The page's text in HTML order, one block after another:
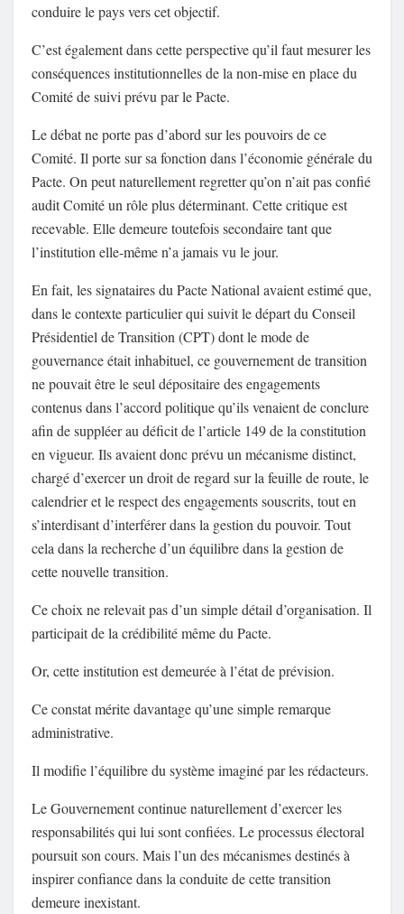
conduire le pays vers cet objectif.
C’est également dans cette perspective qu’il faut mesurer les
conséquences institutionnelles de la non-mise en place du
Comité de suivi prévu par le Pacte.
Le débat ne porte pas d’abord sur les pouvoirs de ce
Comité. Il porte sur sa fonction dans l’économie générale du
Pacte. On peut naturellement regretter qu’on n’ait pas confié
audit Comité un rôle plus déterminant. Cette critique est
recevable. Elle demeure toutefois secondaire tant que
l’institution elle-même n’a jamais vu le jour.
En fait, les signataires du Pacte National avaient estimé que,
dans le contexte particulier qui suivit le départ du Conseil
Présidentiel de Transition (CPT) dont le mode de
gouvernance était inhabituel, ce gouvernement de transition
ne pouvait être le seul dépositaire des engagements
contenus dans l’accord politique qu’ils venaient de conclure
afin de suppléer au déficit de l’article 149 de la constitution
en vigueur. Ils avaient donc prévu un mécanisme distinct,
chargé d’exercer un droit de regard sur la feuille de route, le
calendrier et le respect des engagements souscrits, tout en
s’interdisant d’interférer dans la gestion du pouvoir. Tout
cela dans la recherche d’un équilibre dans la gestion de
cette nouvelle transition.
Ce choix ne relevait pas d’un simple détail d’organisation. Il
participait de la crédibilité même du Pacte.
Or, cette institution est demeurée à l’état de prévision.
Ce constat mérite davantage qu’une simple remarque
administrative.
Il modifie l’équilibre du système imaginé par les rédacteurs.
Le Gouvernement continue naturellement d’exercer les
responsabilités qui lui sont confiées. Le processus électoral
poursuit son cours. Mais l’un des mécanismes destinés à
inspirer confiance dans la conduite de cette transition
demeure inexistant.